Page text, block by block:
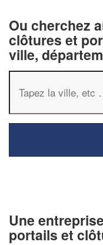
Ou cherchez
clôtures et
ville,
Une
portails et
vos